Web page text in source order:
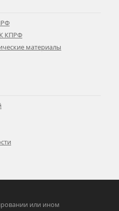
КПРФ
материалы
или ином